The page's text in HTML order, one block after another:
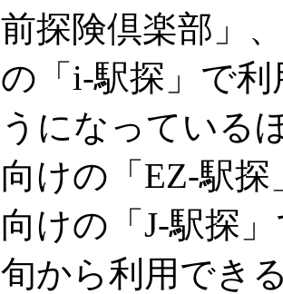
前探険倶楽部」
の「i-駅探」で
うになっている
向けの「EZ-駅探
向けの「J-駅探
旬から利用でき